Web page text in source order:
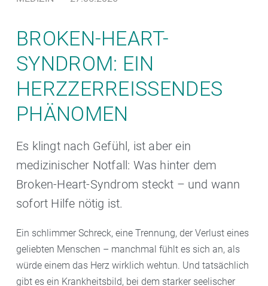
BROKEN-HEART-
SYNDROM: EIN
HERZZERREISSENDES P
HÄNOMEN
Es klingt nach Gefühl, ist aber ein
medizinischer Notfall: Was hinter dem
Broken-Heart-Syndrom steckt – und wann
sofort Hilfe nötig ist.
Ein schlimmer Schreck, eine Trennung, der Verlust eines
geliebten Menschen – manchmal fühlt es sich an, als
würde einem das Herz wirklich wehtun. Und tatsächlich
gibt es ein Krankheitsbild, bei dem starker seelischer